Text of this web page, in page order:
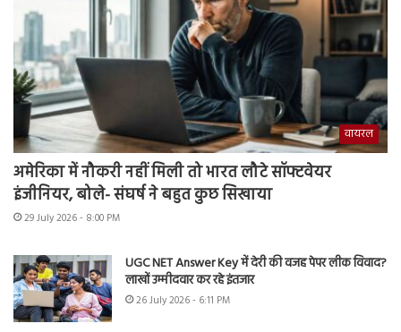
वायरल
अमेरिका में नौकरी नहीं मिली तो भारत लौटे सॉफ्टवेयर
इंजीनियर, बोले- संघर्ष ने बहुत कुछ सिखाया
29 July 2026 - 8:00 PM
UGC NET Answer Key में देरी की वजह पेपर लीक विवाद?
लाखों उम्मीदवार कर रहे इंतजार
26 July 2026 - 6:11 PM